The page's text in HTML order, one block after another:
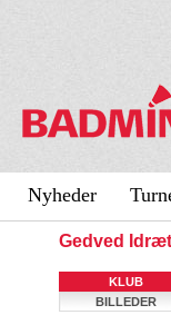
Nyheder
Gedved
KLUB
BILLEDER